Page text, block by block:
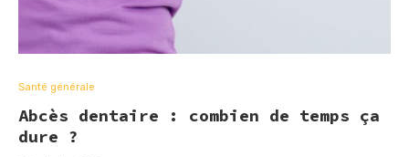
Santé générale
Abcès dentaire : combien de temps ça
dure ?